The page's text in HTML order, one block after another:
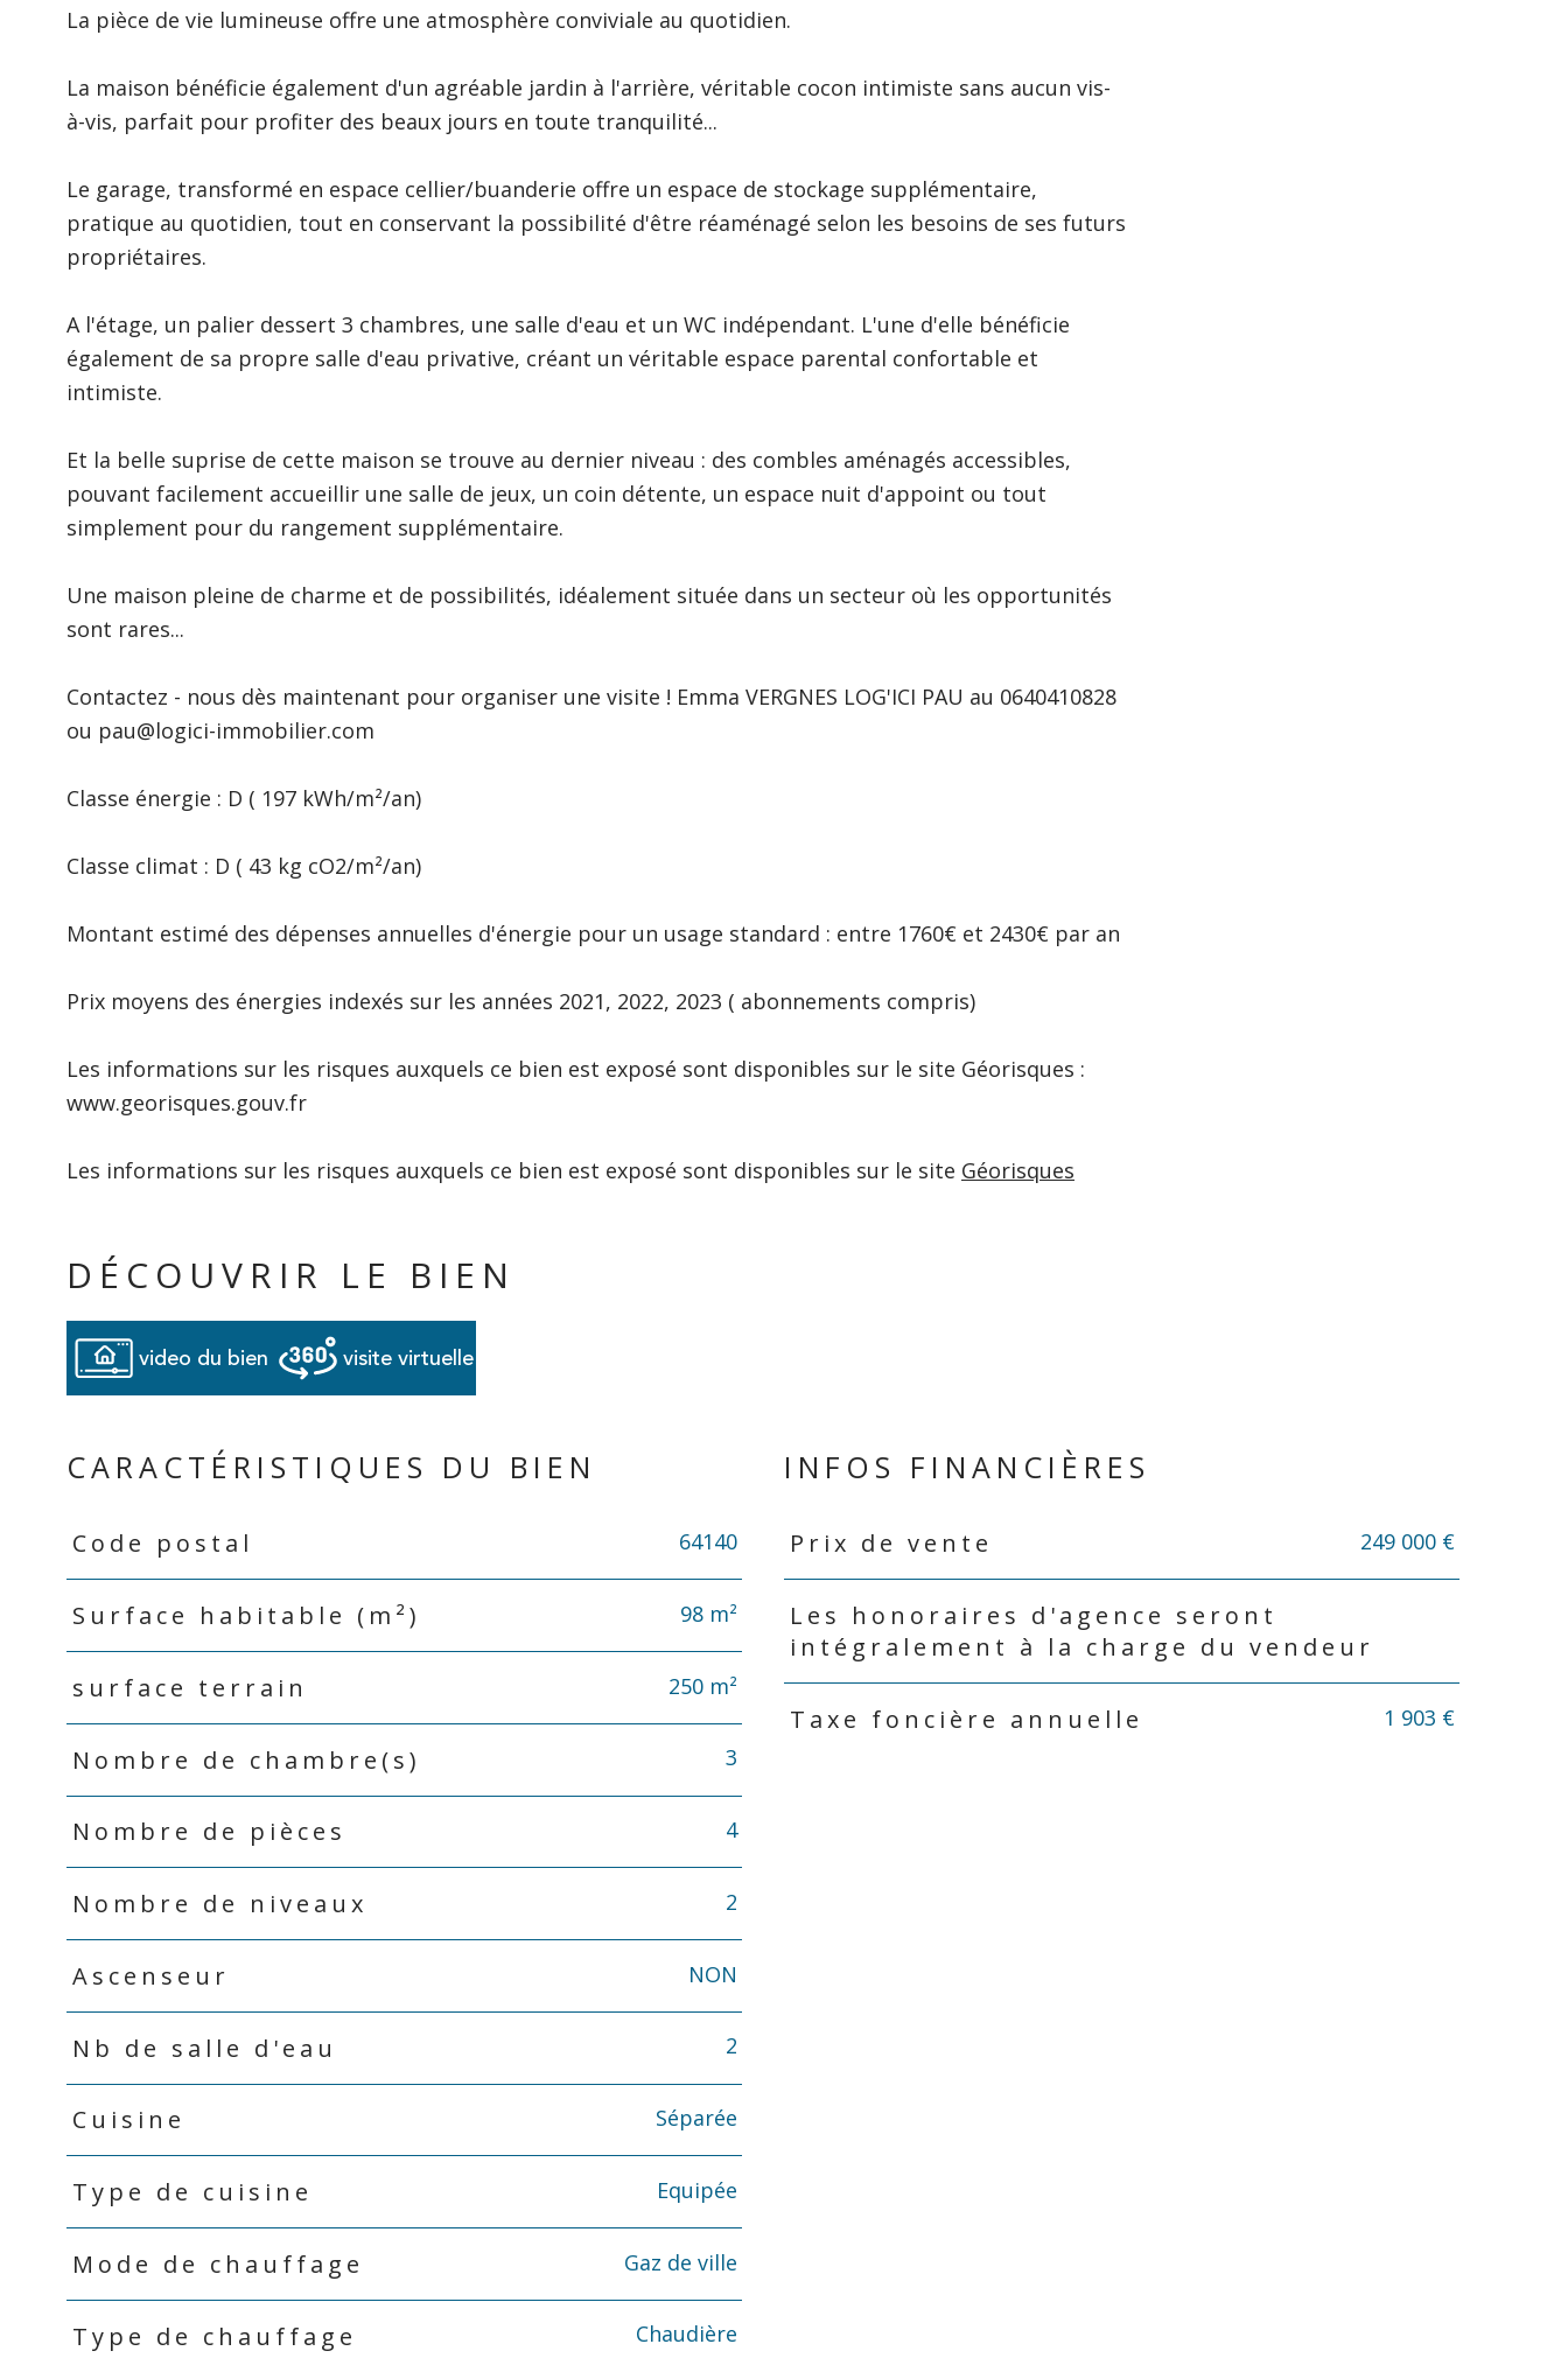
La pièce de vie lumineuse offre une atmosphère conviviale au quotidien.
La maison bénéficie également d'un agréable jardin à l'arrière, véritable cocon intimiste sans aucun vis-
à-vis, parfait pour profiter des beaux jours en toute tranquilité...
Le garage, transformé en espace cellier/buanderie offre un espace de stockage supplémentaire,
pratique au quotidien, tout en conservant la possibilité d'être réaménagé selon les besoins de ses futurs
propriétaires.
A l'étage, un palier dessert 3 chambres, une salle d'eau et un WC indépendant. L'une d'elle bénéficie
également de sa propre salle d'eau privative, créant un véritable espace parental confortable et
intimiste.
Et la belle suprise de cette maison se trouve au dernier niveau : des combles aménagés accessibles,
pouvant facilement accueillir une salle de jeux, un coin détente, un espace nuit d'appoint ou tout
simplement pour du rangement supplémentaire.
Une maison pleine de charme et de possibilités, idéalement située dans un secteur où les opportunités
sont rares...
Contactez - nous dès maintenant pour organiser une visite ! Emma VERGNES LOG'ICI PAU au 0640410828
ou pau@logici-immobilier.com
Classe énergie : D ( 197 kWh/m²/an)
Classe climat : D ( 43 kg cO2/m²/an)
Montant estimé des dépenses annuelles d'énergie pour un usage standard : entre 1760€ et 2430€ par an
Prix moyens des énergies indexés sur les années 2021, 2022, 2023 ( abonnements compris)
Les informations sur les risques auxquels ce bien est exposé sont disponibles sur le site Géorisques :
www.georisques.gouv.fr
Les informations sur les risques auxquels ce bien est exposé sont disponibles sur le site Géorisques
DÉCOUVRIR LE BIEN
video du bien visite virtuelle
CARACTÉRISTIQUES DU BIEN
Caractéristiques Valeurs
Code postal 64140
Surface habitable (m²) 98 m²
surface terrain 250 m²
Nombre de chambre(s) 3
Nombre de pièces 4
Nombre de niveaux 2
Ascenseur NON
Nb de salle d'eau 2
Cuisine Séparée
Type de cuisine Equipée
Mode de chauffage Gaz de ville
Type de chauffage Chaudière
INFOS FINANCIÈRES
Caractéristiques Valeurs
Prix de vente 249 000 €
Les honoraires d'agence seront
intégralement à la charge du vendeur
Taxe foncière annuelle 1 903 €